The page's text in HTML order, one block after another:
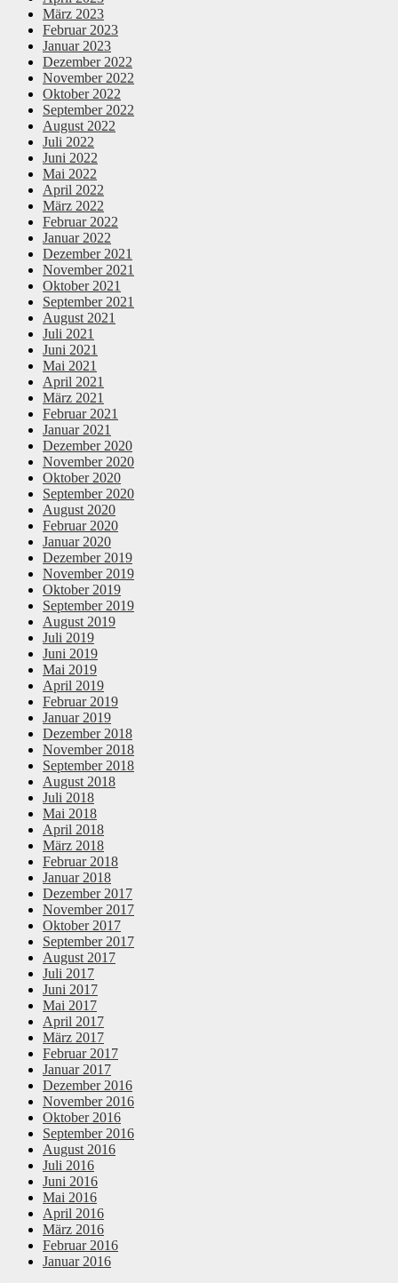
März 2023
Februar 2023
Januar 2023
Dezember 2022
November 2022
Oktober 2022
September 2022
August 2022
Juli 2022
Juni 2022
Mai 2022
April 2022
März 2022
Februar 2022
Januar 2022
Dezember 2021
November 2021
Oktober 2021
September 2021
August 2021
Juli 2021
Juni 2021
Mai 2021
April 2021
März 2021
Februar 2021
Januar 2021
Dezember 2020
November 2020
Oktober 2020
September 2020
August 2020
Februar 2020
Januar 2020
Dezember 2019
November 2019
Oktober 2019
September 2019
August 2019
Juli 2019
Juni 2019
Mai 2019
April 2019
Februar 2019
Januar 2019
Dezember 2018
November 2018
September 2018
August 2018
Juli 2018
Mai 2018
April 2018
März 2018
Februar 2018
Januar 2018
Dezember 2017
November 2017
Oktober 2017
September 2017
August 2017
Juli 2017
Juni 2017
Mai 2017
April 2017
März 2017
Februar 2017
Januar 2017
Dezember 2016
November 2016
Oktober 2016
September 2016
August 2016
Juli 2016
Juni 2016
Mai 2016
April 2016
März 2016
Februar 2016
Januar 2016